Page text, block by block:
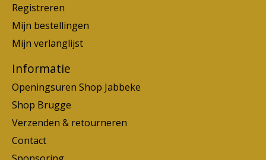
Registreren
Mijn bestellingen
Mijn verlanglijst
Informatie
Openingsuren Shop Jabbeke
Shop Brugge
Verzenden & retourneren
Contact